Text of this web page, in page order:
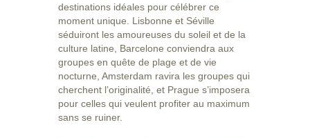
destinations idéales pour célébrer ce
moment unique. Lisbonne et Séville
séduiront les amoureuses du soleil et de la
culture latine, Barcelone conviendra aux
groupes en quête de plage et de vie
nocturne, Amsterdam ravira les groupes qui
cherchent l’originalité, et Prague s’imposera
pour celles qui veulent profiter au maximum
sans se ruiner.